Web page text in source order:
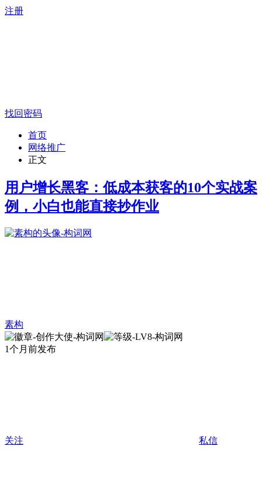
注册
找回密码
首页
网络推广
正文
用户增长黑客：低成本获客的10个实战案
例，小白也能直接抄作业
素构
1个月前发布
关注 私信